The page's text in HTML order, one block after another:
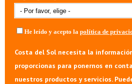
He leído y acepto la política de
Costa del Sol necesita la
proporcionas para ponernos en
nuestros productos y servicios.